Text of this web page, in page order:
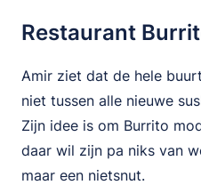
Restaurant
Amir ziet dat de hele
niet tussen alle nieuwe
Zijn idee is om Burrito
daar wil zijn pa niks van
maar een nietsnut.